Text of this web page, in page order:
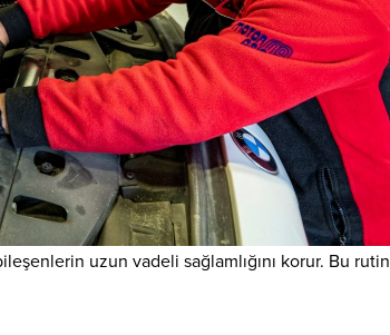
uzun vadeli sağlamlığını korur. Bu rutin